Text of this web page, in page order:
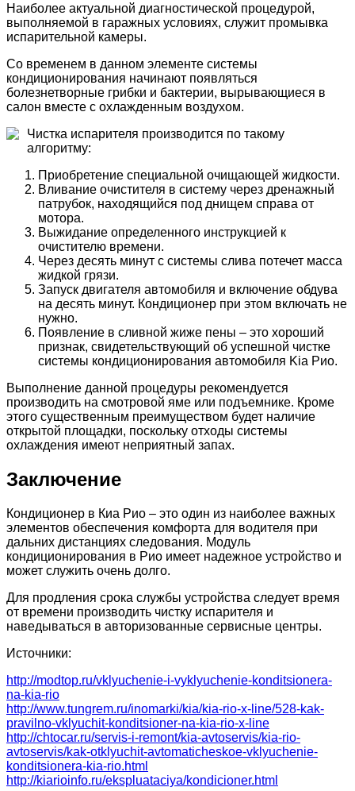
Наиболее актуальной диагностической процедурой,
выполняемой в гаражных условиях, служит промывка
испарительной камеры.
Со временем в данном элементе системы
кондиционирования начинают появляться
болезнетворные грибки и бактерии, вырывающиеся в
салон вместе с охлажденным воздухом.
Чистка испарителя производится по такому
алгоритму:
Приобретение специальной очищающей жидкости.
Вливание очистителя в систему через дренажный
патрубок, находящийся под днищем справа от
мотора.
Выжидание определенного инструкцией к
очистителю времени.
Через десять минут с системы слива потечет масса
жидкой грязи.
Запуск двигателя автомобиля и включение обдува
на десять минут. Кондиционер при этом включать не
нужно.
Появление в сливной жиже пены – это хороший
признак, свидетельствующий об успешной чистке
системы кондиционирования автомобиля Kia Рио.
Выполнение данной процедуры рекомендуется
производить на смотровой яме или подъемнике. Кроме
этого существенным преимуществом будет наличие
открытой площадки, поскольку отходы системы
охлаждения имеют неприятный запах.
Заключение
Кондиционер в Киа Рио – это один из наиболее важных
элементов обеспечения комфорта для водителя при
дальних дистанциях следования. Модуль
кондиционирования в Рио имеет надежное устройство и
может служить очень долго.
Для продления срока службы устройства следует время
от времени производить чистку испарителя и
наведываться в авторизованные сервисные центры.
Источники:
http://modtop.ru/vklyuchenie-i-vyklyuchenie-konditsionera-
na-kia-rio
http://www.tungrem.ru/inomarki/kia/kia-rio-x-line/528-kak-
pravilno-vklyuchit-konditsioner-na-kia-rio-x-line
http://chtocar.ru/servis-i-remont/kia-avtoservis/kia-rio-
avtoservis/kak-otklyuchit-avtomaticheskoe-vklyuchenie-
konditsionera-kia-rio.html
http://kiarioinfo.ru/ekspluataciya/kondicioner.html